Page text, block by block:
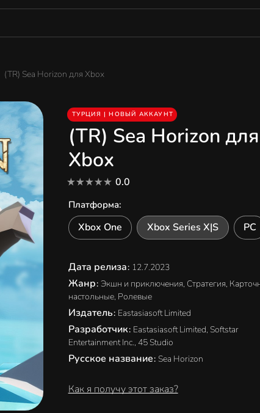
(TR) Sea Horizon для Xbox
ТУРЦИЯ | НОВЫЙ АККАУНТ
(TR) Sea Horizon для
Xbox
0.0
Платформа:
Xbox One Xbox Series X|S PC
Дата релиза: 12.7.2023
Жанр: Экшн и приключения, Стратегия,
настольные, Ролевые
Издатель: Eastasiasoft Limited
Разработчик: Eastasiasoft Limited, Softstar
Entertainment Inc., 45 Studio
Русское название: Sea Horizon
Как я получу этот заказ?